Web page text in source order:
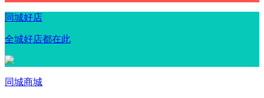
同城好店
全城好店都在此
同城商城